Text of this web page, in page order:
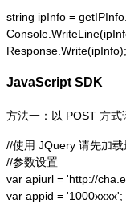
string ipInfo =
Response.Write(ipInfo);
JavaScript SDK
方法一：以 POST 方式
//使用 JQuery 请先加
//参数设置
var apiurl = 'http://
var appid = '1000xxxx';